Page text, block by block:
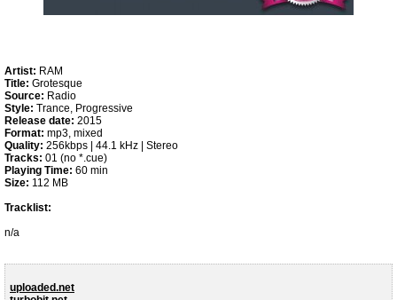
Artist: RAM
Title: Grotesque
Source: Radio
Style: Trance, Progressive
Release date: 2015
Format: mp3, mixed
Quality: 256kbps | 44.1 kHz | Stereo
Tracks: 01 (no *.cue)
Playing Time: 60 min
Size: 112 MB
Tracklist:
n/a
uploaded.net